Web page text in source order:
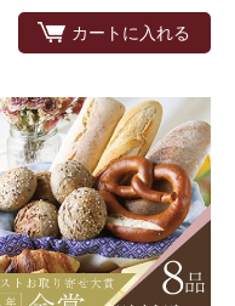
カートに入れる